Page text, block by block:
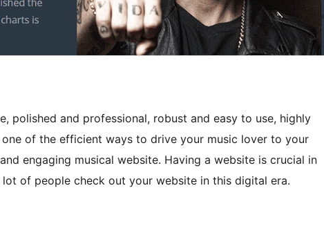
polished and professional, robust and easy to use, highly
one of the efficient ways to drive your music lover to your
engaging musical website. Having a website is crucial in
of people check out your website in this digital era.